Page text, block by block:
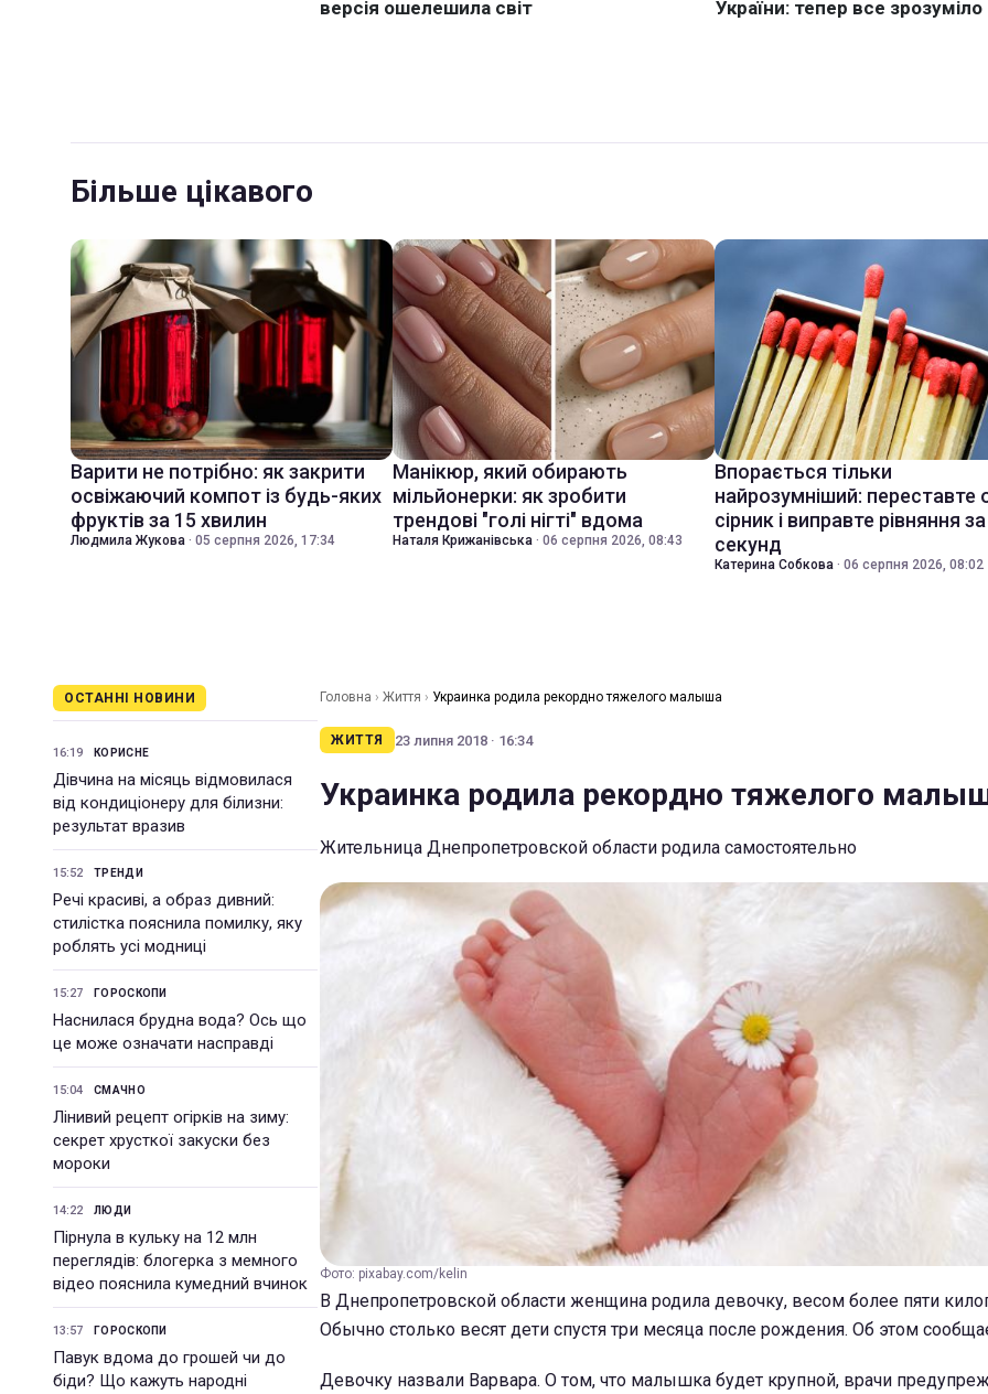
Більше цікавого
Варити не потрібно: як закрити
освіжаючий компот із будь-яких
фруктів за 15 хвилин
Людмила Жукова · 05 серпня 2026, 17:34
Манікюр, який обирають
мільйонерки: як зробити
трендові "голі нігті" вдома
Наталя Крижанівська · 06 серпня 2026, 08:43
Впорається тільки
найрозумніший: переставте
сірник і виправте рівняння
секунд
Катерина Собкова · 06 серпня 2026, 08:02
ОСТАННІ НОВИНИ
16:19 КОРИСНЕ
Дівчина на місяць відмовилася
від кондиціонеру для білизни:
результат вразив
15:52 ТРЕНДИ
Речі красиві, а образ дивний:
стилістка пояснила помилку, яку
роблять усі модниці
15:27 ГОРОСКОПИ
Наснилася брудна вода? Ось що
це може означати насправді
15:04 СМАЧНО
Лінивий рецепт огірків на зиму:
секрет хрусткої закуски без
мороки
14:22 ЛЮДИ
Пірнула в кульку на 12 млн
переглядів: блогерка з мемного
відео пояснила кумедний вчинок
13:57 ГОРОСКОПИ
Павук вдома до грошей чи до
біди? Що кажуть народні
Головна › Життя › Украинка родила рекордно тяжелого малыша
ЖИТТЯ 23 липня 2018 · 16:34
Украинка родила рекордно тяжелого
Жительница Днепропетровской области родила самостоятельно
Фото: pixabay.com/kelin
В Днепропетровской области женщина родила девочку, весом более пяти
Обычно столько весят дети спустя три месяца после рождения. Об этом
Девочку назвали Варвара. О том, что малышка будет крупной, врачи